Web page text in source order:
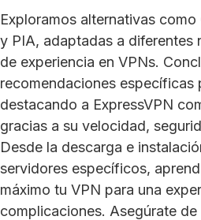
Exploramos alternativas
y PIA, adaptadas a diferentes
de experiencia en VPNs.
recomendaciones específicas
destacando a ExpressVPN
gracias a su velocidad,
Desde la descarga e
servidores específicos,
máximo tu VPN para una
complicaciones. Asegúrate